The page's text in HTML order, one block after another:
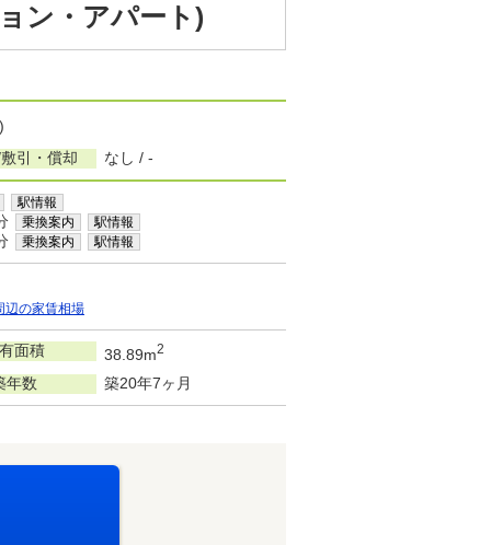
ン・アパート)
引・償却 なし / -
駅情報
乗換案内 駅情報
乗換案内 駅情報
辺の家賃相場
面積 38.89m2
年数 築20年7ヶ月